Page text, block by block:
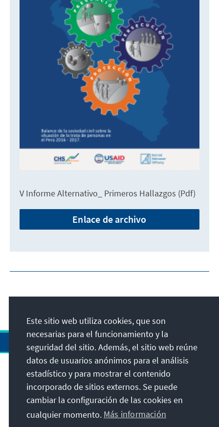
V Informe Alternativo_ Primeros Hallazgos (Pdf)
Enlace de archivo
Dirección
Contacto
Este sitio web utiliza cookies, que son
necesarias para el funcionamiento y la
seguridad del sitio. Además, el sitio web reúne
datos de usuarios anónimos para el análisis
estadístico y para mostrar el contenido
incorporado de sitios externos. Se puede
cambiar la configuración de las cookies en
cualquier momento. Más información